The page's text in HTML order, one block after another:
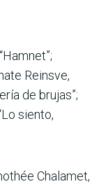
Reinsve,
de brujas”;
siento,
Chalamet,